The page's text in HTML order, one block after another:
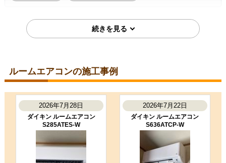
2026年7月7日
コメント
段取りも良く、エアコン取付後のチ
ても良かったです。ありがとうござ
いました。
（ご本人様より）
工事満足度 ★★★★★ 受注満足度 ★★★☆☆
購入の決め手
商品選定がしやすかった
ルームエアコンの施工事例
2026年7月28日
ダイキン ルームエアコン
S285ATES-W
2026年7月22日
ダイキン ルームエアコン
S636ATCP-W